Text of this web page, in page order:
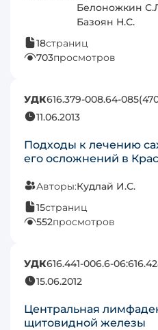
Белоножкин
Базоян Н.С.
18страниц
703просмотров
УДК616.379-008.64-
11.06.2013
Подходы к лечению
его осложнений в
Авторы:Кудлай И.С.
15страниц
552просмотров
УДК616.441-006.6-
15.06.2012
Центральная
щитовидной железы